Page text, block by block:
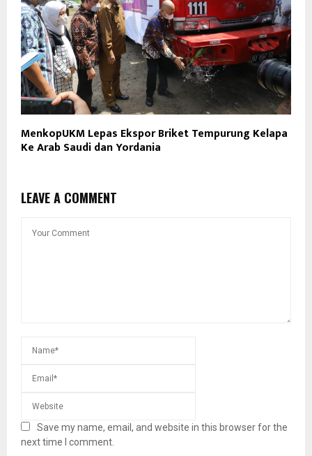
MenkopUKM Lepas Ekspor Briket Tempurung Kelapa
Ke Arab Saudi dan Yordania
LEAVE A COMMENT
Save my name, email, and website in this browser for the
next time I comment.